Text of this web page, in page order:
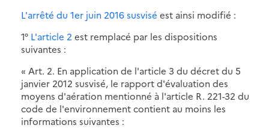
L'arrêté du 1er juin 2016 susvisé est ainsi modifié :
1° L'article 2 est remplacé par les dispositions
suivantes :
« Art. 2. En application de l'article 3 du décret du 5
janvier 2012 susvisé, le rapport d'évaluation des
moyens d'aération mentionné à l'article R. 221-32 du
code de l'environnement contient au moins les
informations suivantes :